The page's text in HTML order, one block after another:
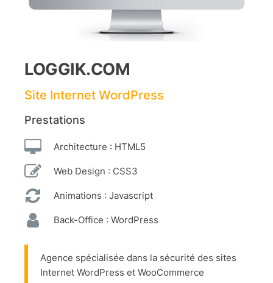
LOGGIK.COM
Site Internet WordPress
Prestations
Architecture : HTML5
Web Design : CSS3
Animations : Javascript
Back-Office : WordPress
Agence spécialisée dans la sécurité des sites
Internet WordPress et WooCommerce